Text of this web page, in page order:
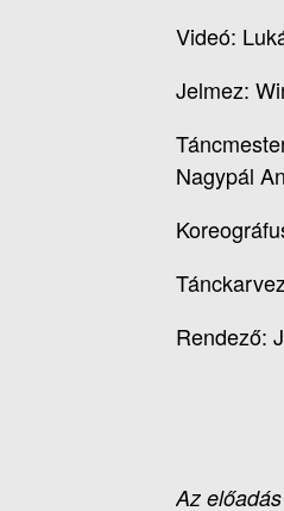
Videó:
Jelmez:
Nagypál
Rendező:
Az